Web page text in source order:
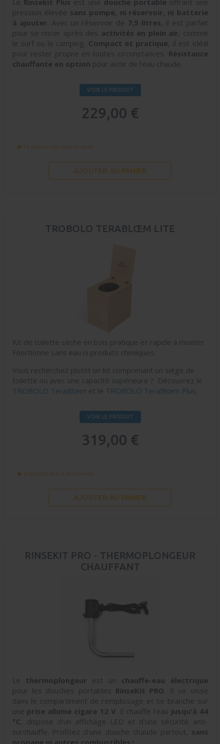
Le Rinsekit Plus est une douche portable offrant une
pression élevée sans pompe, ni réservoir, ni batterie
à ajouter . Avec un réservoir de 7,5 litres , il est parfait
pour se rincer après des activités en plein air , comme
le surf ou le camping. Compact et pratique , il est idéal
pour rester propre en toutes circonstances. Résistance
chauffante en option pour avoir de l'eau chaude.
VOIR LE PRODUIT
229,00 €
Ce produit n'est plus en vente
AJOUTER AU PANIER
TROBOLO TERABLŒM LITE
Kit de toilette sèche en bois pratique et rapide à monter.
Fonctionne sans eau ni produits chimiques.
Vous recherchez plutôt un kit comprenant un siège de
toilette ou avec une capacité supérieure ? Découvrez le
TROBOLO TeraBlœm et le TROBOLO TeraBlœm Plus.
VOIR LE PRODUIT
319,00 €
Disponible sous 3 jours ouvrés
AJOUTER AU PANIER
RINSEKIT PRO - THERMOPLONGEUR
CHAUFFANT
Le thermoplongeur est un chauffe-eau électrique
pour les douches portables RinseKit PRO . Il se visse
dans le compartiment de remplissage et se branche sur
une prise allume cigare 12 V . Il chauffe l'eau jusqu'à 44
°C , dispose d'un affichage LED et d'une sécurité anti-
surchauffe. Profitez d'une douche chaude partout, sans
propane ni autres combustibles !